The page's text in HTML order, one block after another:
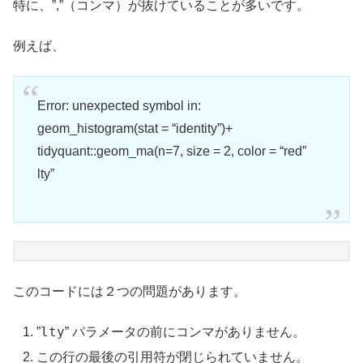
特に、”,”（コンマ）が抜けていることが多いです。
例えば、
Error: unexpected symbol in:
geom_histogram(stat = “identity”)+
tidyquant::geom_ma(n=7, size = 2, color = “red”
lty”
このコードには２つの問題があります。
”lty” パラメータの前にコンマがありません。
この行の最後の引用符が閉じられていません。